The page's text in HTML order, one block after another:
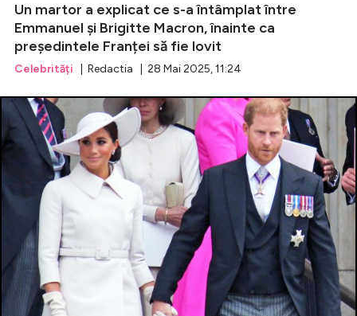
Un martor a explicat ce s-a întâmplat între
Emmanuel și Brigitte Macron, înainte ca
președintele Franței să fie lovit
Celebrități | Redactia | 28 Mai 2025, 11:24